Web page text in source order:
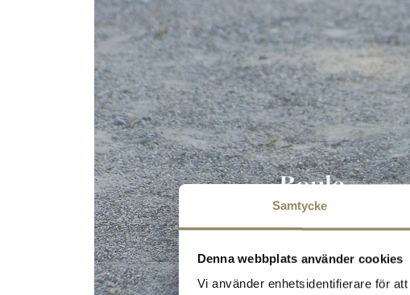
Samtycke
Denna webbplats använder cookies
Vi använder enhetsidentifierare för
Boule